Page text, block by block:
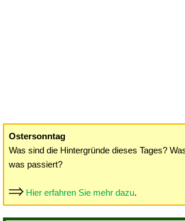
Ostersonntag
Was sind die Hintergründe dieses Tages?
was passiert?
Hier erfahren Sie mehr dazu.